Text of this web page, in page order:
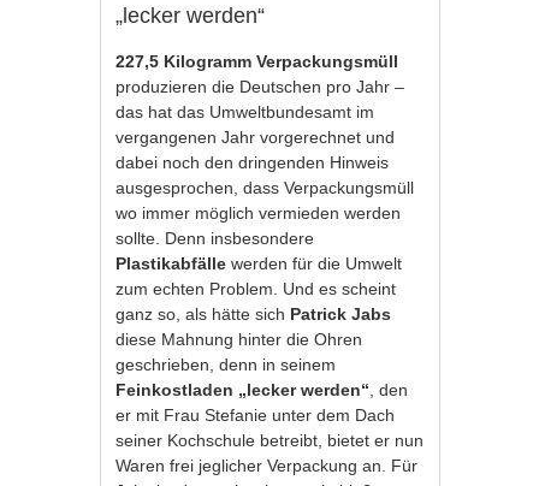
„lecker werden“
227,5 Kilogramm Verpackungsmüll
produzieren die Deutschen pro Jahr –
das hat das Umweltbundesamt im
vergangenen Jahr vorgerechnet und
dabei noch den dringenden Hinweis
ausgesprochen, dass Verpackungsmüll
wo immer möglich vermieden werden
sollte. Denn insbesondere
Plastikabfällewerden für die Umwelt
zum echten Problem. Und es scheint
ganz so, als hätte sich Patrick Jabs
diese Mahnung hinter die Ohren
geschrieben, denn in seinem
Feinkostladen „lecker werden“, den
er mit Frau Stefanie unter dem Dach
seiner Kochschule betreibt, bietet er nun
Waren frei jeglicher Verpackung an. Für